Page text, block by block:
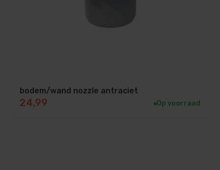
bodem/wand nozzle antraciet
24,99 Op voorraad